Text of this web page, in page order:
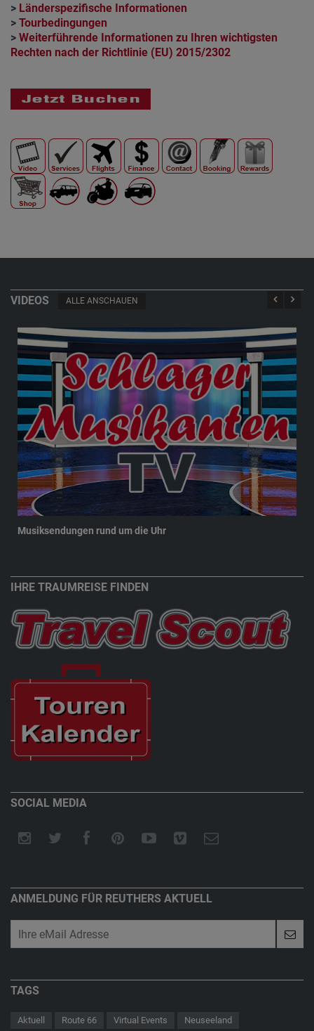
> Länderspezifische Informationen
> Tourbedingungen
> Weiterführende Informationen zu Ihren wichtigsten
Rechten nach der Richtlinie (EU) 2015/2302
VIDEOS ALLE ANSCHAUEN
Musiksendungen rund um die Uhr
IHRE TRAUMREISE FINDEN
SOCIAL MEDIA
ANMELDUNG FÜR REUTHERS AKTUELL
TAGS
Aktuell Route 66 Virtual Events Neuseeland